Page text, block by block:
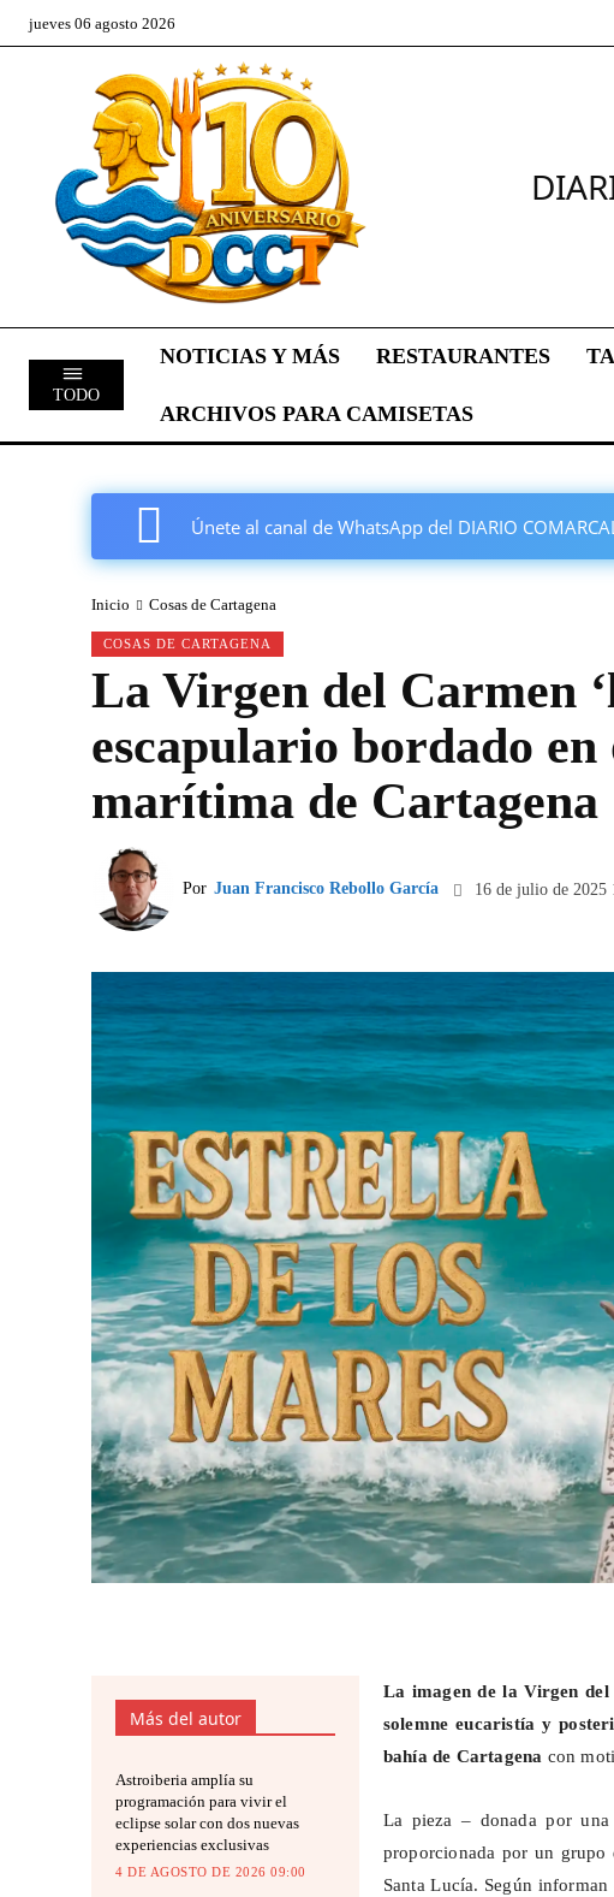
jueves 06 agosto 2026
TODO
NOTICIAS Y MÁS RESTAURANTES
ARCHIVOS PARA CAMISETAS
Únete al canal de WhatsApp del DIARIO
Inicio Cosas de Cartagena
COSAS DE CARTAGENA
La Virgen del Carmen
escapulario bordado
marítima de Cartagena
Por Juan Francisco Rebollo García 16 de julio de 2025
Más del autor
Astroiberia amplía su
programación para vivir el
eclipse solar con dos nuevas
experiencias exclusivas
4 DE AGOSTO DE 2026 09:00
La imagen de la Virgen
solemne eucaristía y
bahía de Cartagena con
La pieza – donada por
proporcionada por un grupo
Santa Lucía. Según informan